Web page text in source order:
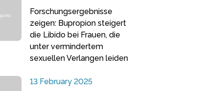
Forschungsergebnisse
zeigen: Bupropion steigert
die Libido bei Frauen, die
unter vermindertem
sexuellen Verlangen leiden
13 February 2025